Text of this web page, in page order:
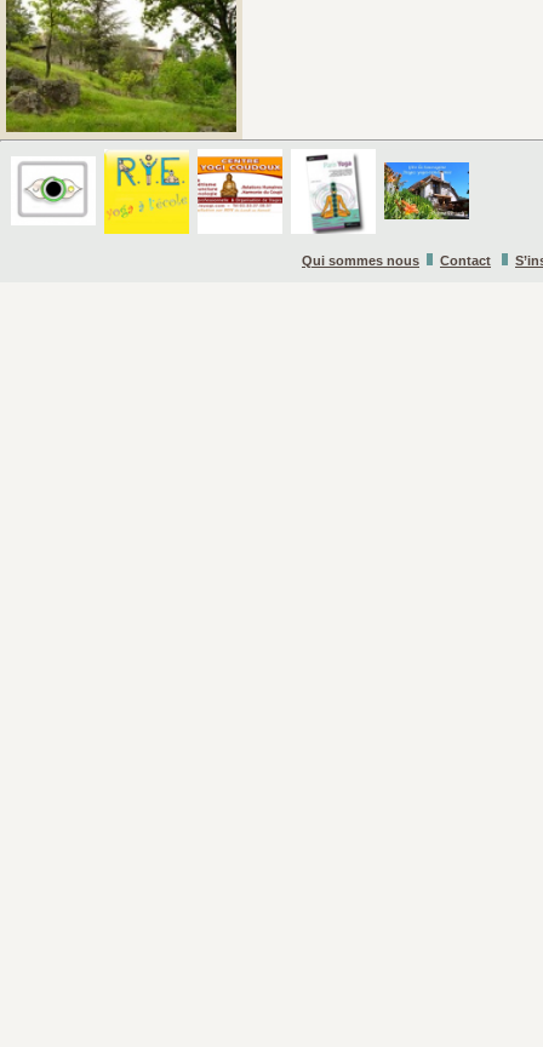
Qui sommes nous Contact